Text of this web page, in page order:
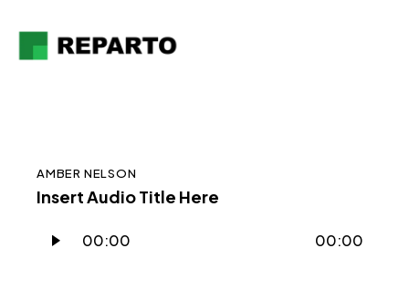
AMBER NELSON
Insert Audio Title Here
de
00:00 00:00